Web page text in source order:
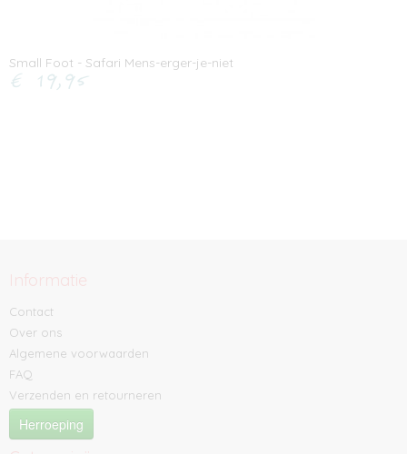
Small Foot - Safari Mens-erger-je-niet
€ 19,95
Informatie
Contact
Over ons
Algemene voorwaarden
FAQ
Verzenden en retourneren
Herroeping